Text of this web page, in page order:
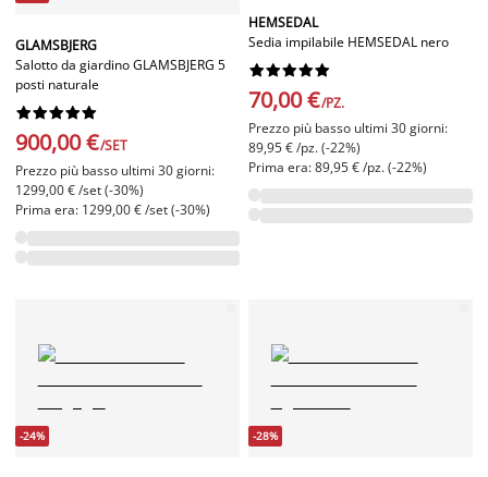
GLAMSBJERG
Salotto da giardino GLAMSBJERG 5
posti naturale






900,00 €/SET
Prezzo più basso ultimi 30 giorni:
1299,00 € /set (-30%)
Prima era: 1299,00 € /set (-30%)
HEMSEDAL
Sedia impilabile HEMSEDAL nero






70,00 €/PZ.
Prezzo più basso ultimi 30 giorni:
89,95 € /pz. (-22%)
Prima era: 89,95 € /pz. (-22%)
-24% -28%